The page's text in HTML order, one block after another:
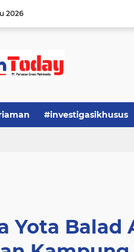
2026
#investigasikhusus
Yota Balad